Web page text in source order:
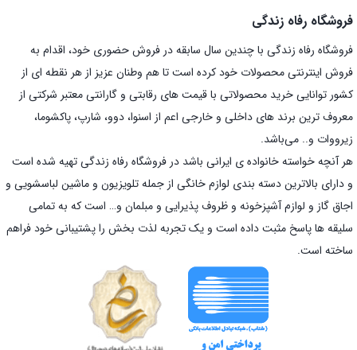
فروشگاه رفاه زندگی
فروشگاه رفاه زندگی با چندین سال سابقه در فروش حضوری خود، اقدام به
فروش اینترنتی محصولات خود کرده است تا هم وطنان عزیز از هر نقطه ای از
کشور توانایی خرید محصولاتی با قیمت های رقابتی و گارانتی معتبر شرکتی از
معروف ترین برند های داخلی و خارجی اعم از اسنوا، دوو، شارپ، پاکشوما،
زیرووات و.. می‌باشد.
هر آنچه خواسته خانواده ی ایرانی باشد در فروشگاه رفاه زندگی تهیه شده است
و دارای بالاترین دسته بندی لوازم خانگی از جمله تلویزیون و ماشین لباسشویی و
اجاق گاز و لوازم آشپزخونه و ظروف پذیرایی و مبلمان و… است که به تمامی
سلیقه ها پاسخ مثبت داده است و یک تجربه لذت بخش را پشتیبانی خود فراهم
ساخته است.